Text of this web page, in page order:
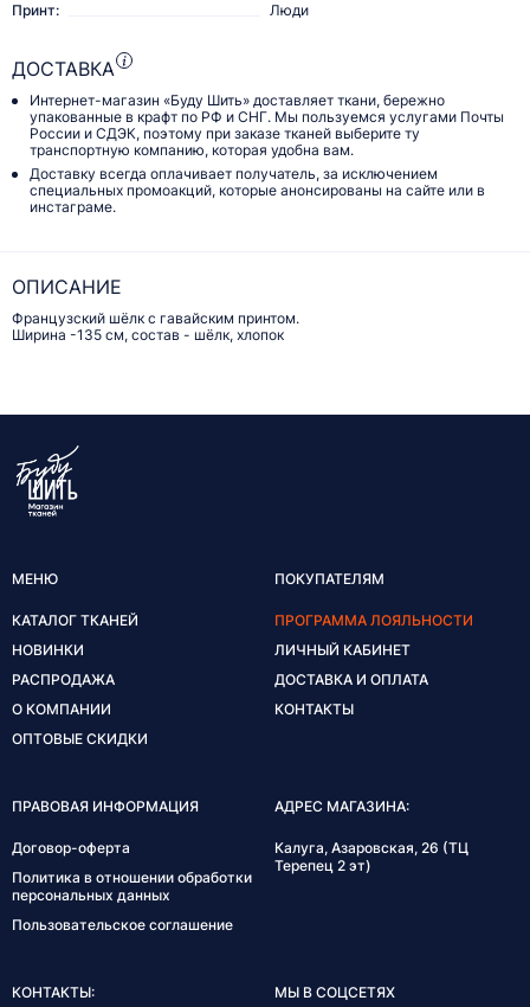
Принт:
Люди
ДОСТАВКА
Интернет-магазин «Буду Шить» доставляет ткани, бережно
упакованные в крафт по РФ и СНГ. Мы пользуемся услугами Почты
России и СДЭК, поэтому при заказе тканей выберите ту
транспортную компанию, которая удобна вам.
Доставку всегда оплачивает получатель, за исключением
специальных промоакций, которые анонсированы на сайте или в
инстаграме.
ОПИСАНИЕ
Французский шёлк с гавайским принтом.
Ширина -135 см, состав - шёлк, хлопок
МЕНЮ
КАТАЛОГ ТКАНЕЙ
НОВИНКИ
РАСПРОДАЖА
О КОМПАНИИ
ОПТОВЫЕ СКИДКИ
ПОКУПАТЕЛЯМ
ПРОГРАММА ЛОЯЛЬНОСТИ
ЛИЧНЫЙ КАБИНЕТ
ДОСТАВКА И ОПЛАТА
КОНТАКТЫ
ПРАВОВАЯ ИНФОРМАЦИЯ
Договор-оферта
Политика в отношении обработки
персональных данных
Пользовательское соглашение
АДРЕС МАГАЗИНА:
Калуга, Азаровская, 26 (ТЦ
Терепец 2 эт)
КОНТАКТЫ: МЫ В СОЦСЕТЯХ